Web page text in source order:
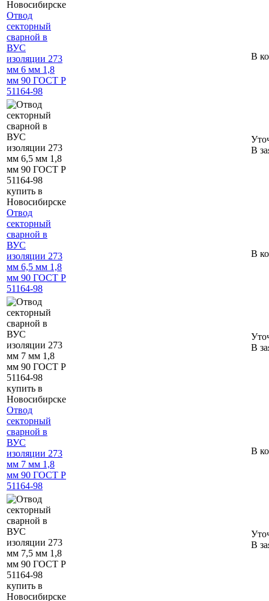
Отвод
секторный
сварной в
ВУС
изоляции 273
мм 6 мм 1,8
мм 90 ГОСТ Р
51164-98
В
Отвод
секторный
сварной в
ВУС
изоляции 273
мм 6,5 мм 1,8
мм 90 ГОСТ Р
51164-98
В
В
Отвод
секторный
сварной в
ВУС
изоляции 273
мм 7 мм 1,8
мм 90 ГОСТ Р
51164-98
В
В
В